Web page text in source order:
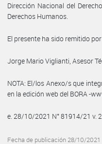
Dirección Nacional del
Derechos Humanos.
El presente ha sido remitido
Jorge Mario Viglianti, Asesor
NOTA: El/los Anexo/s que
en la edición web del BORA -
e. 28/10/2021 N° 81914/21 v.
Fecha de publicación 28/10/2021